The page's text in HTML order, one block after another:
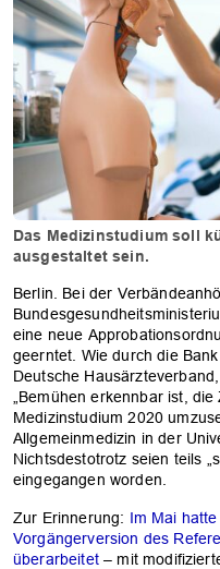
Das Medizinstudium soll
ausgestaltet sein.
Berlin. Bei der
eine neue
geerntet. Wie durch die
Deutsche
„Bemühen erkennbar ist,
Medizinstudium 2020
Allgemeinmedizin in der
Nichtsdestotrotz seien teils
eingegangen worden.
Zur Erinnerung: Im Mai
Vorgängerversion des
überarbeitet– mit